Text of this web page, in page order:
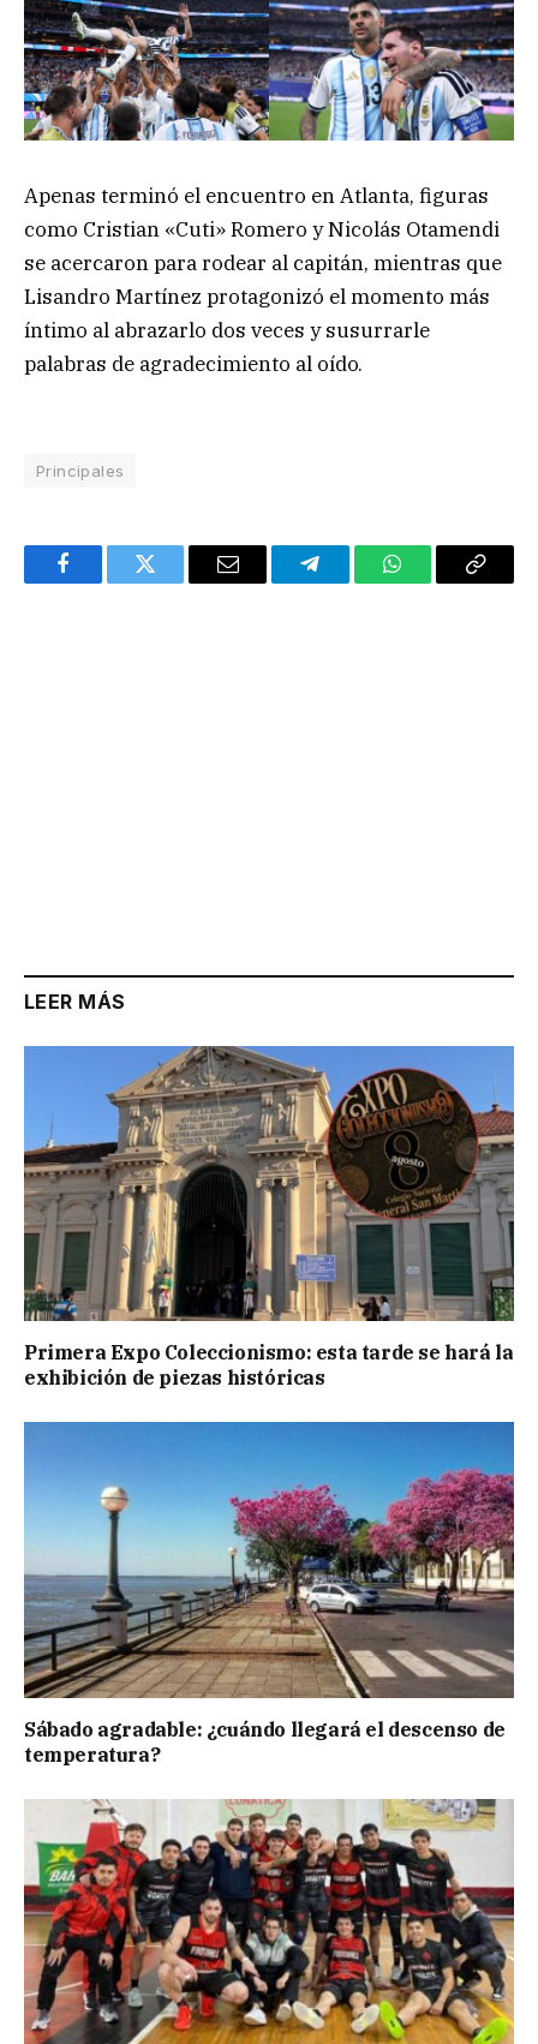
Apenas terminó el encuentro en Atlanta, figuras
como Cristian «Cuti» Romero y Nicolás Otamendi
se acercaron para rodear al capitán, mientras que
Lisandro Martínez protagonizó el momento más
íntimo al abrazarlo dos veces y susurrarle
palabras de agradecimiento al oído.
Principales
FacebookTwitter Email TelegramWhatsAppCopy
LEER MÁS
Primera Expo Coleccionismo: esta tarde se hará la
exhibición de piezas históricas
Sábado agradable: ¿cuándo llegará el descenso de
temperatura?